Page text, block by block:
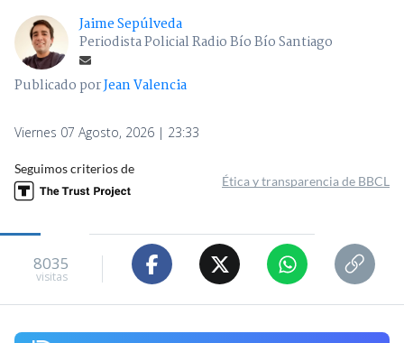
Jaime Sepúlveda
Periodista Policial Radio Bío Bío Santiago
Publicado porJean Valencia
Viernes 07 Agosto, 2026 | 23:33
Seguimos criterios de
Ética y transparencia de BBCL
8035
visitas